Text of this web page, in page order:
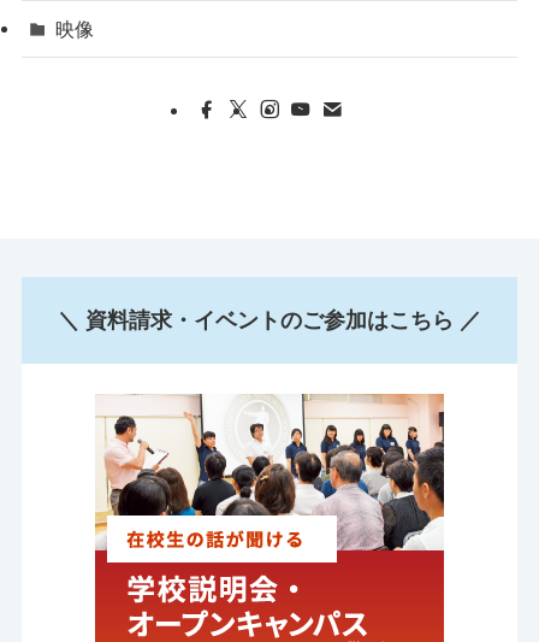
映像
＼ 資料請求・イベントのご参加はこちら ／